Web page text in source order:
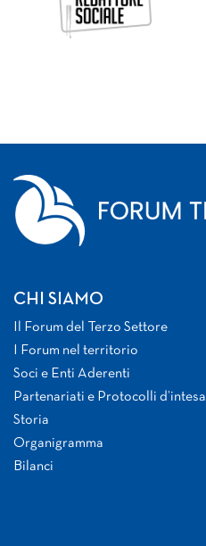
CHI SIAMO
Il Forum del Terzo Settore
I Forum nel territorio
Soci e Enti Aderenti
Partenariati e Protocolli d’intesa
Storia
Organigramma
Bilanci